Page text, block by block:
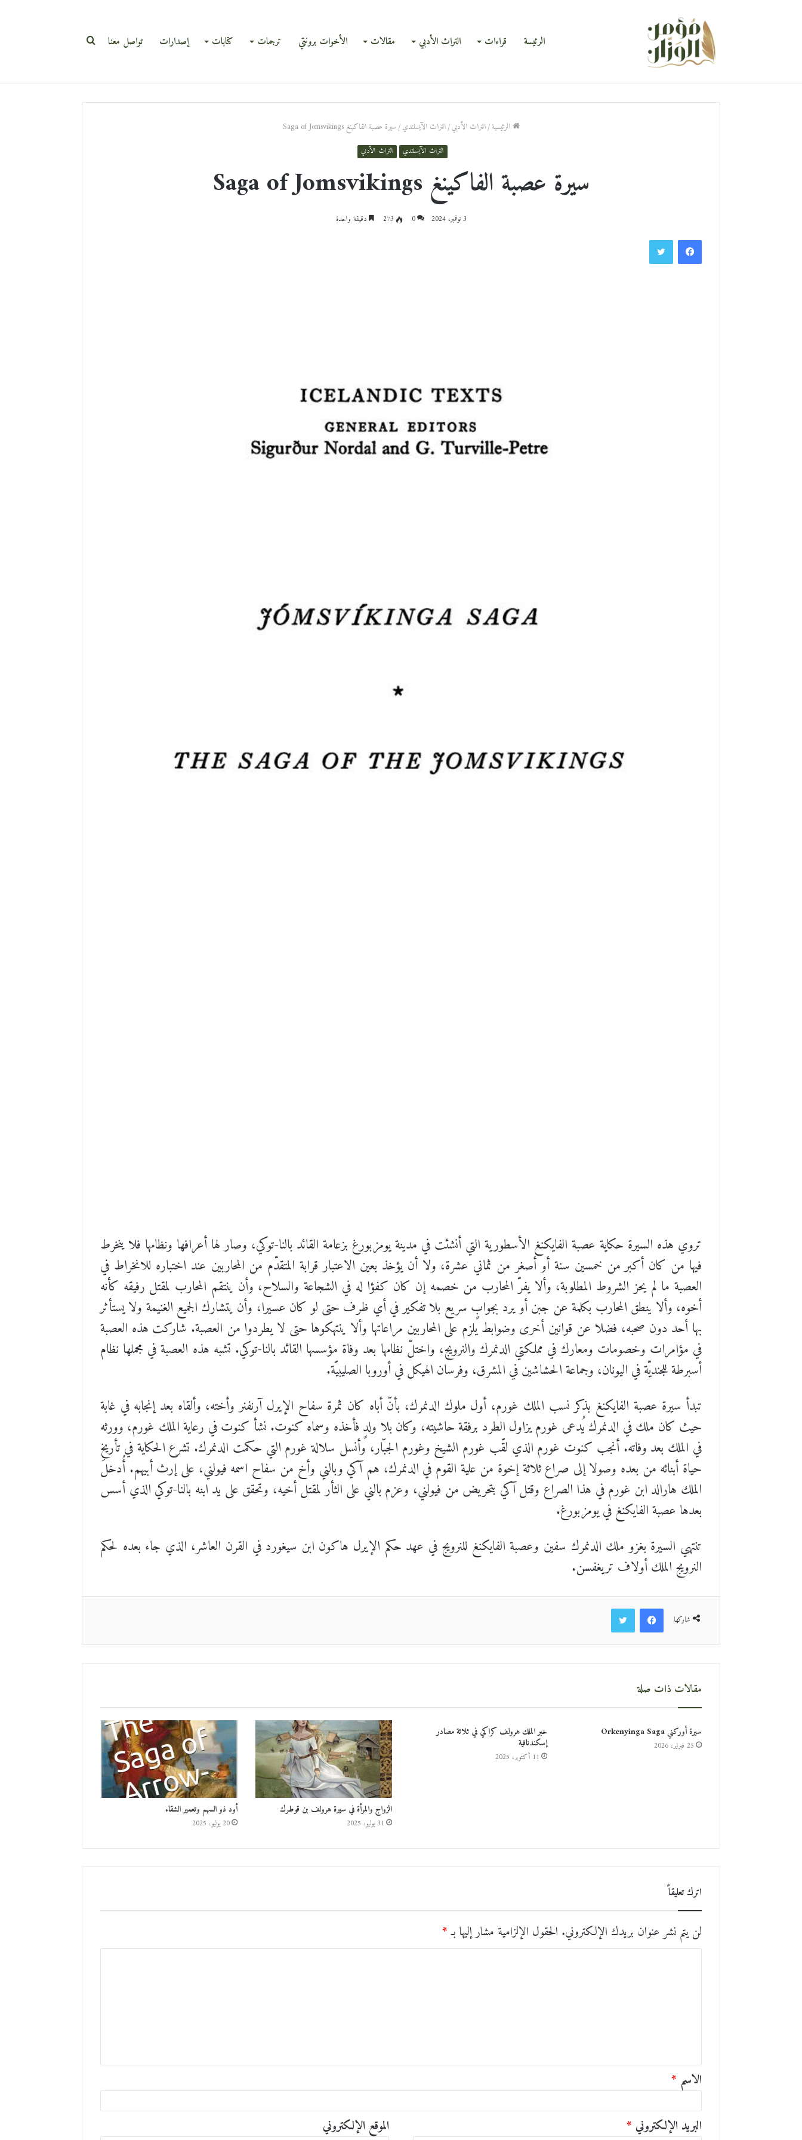
الرئيسة قراءات التراث الأدبي مقالات الأخوات برونتي ترجمات كتابات إصدارات تواصل معنا بحث
الرئيسية/التراث الأدبي/التراث الآيسلندي/سيرة عصبة الفاكينغ Saga of Jomsvikings
التراث الآيسلندي التراث الأدبي
سيرة عصبة الفاكينغ Saga of Jomsvikings
3 نوفمبر، 2024 0
273 دقيقة واحدة
فيسبوك تويتر
تروي هذه السيرة حكاية عصبة الفايكنغ الأسطورية التي أنشئت في مدينة يومزبورغ بزعامة القائد بالنا-توكي، وصار لها أعرافها ونظامها فلا ينخرط
فيها من كان أكبر من خمسين سنة أو أصغر من ثماني عشرة، ولا أن يؤخذ بعين الاعتبار قرابة المتقدّم من المحاربين عند اختباره للانخراط في
العصبة ما لم يحز الشروط المطلوبة، وألا يفرّ المحارب من خصمه إن كان كفؤا له في الشجاعة والسلاح، وأن ينتقم المحارب لمقتل رفيقه كأنه
أخوه، وألا ينطق المحارب بكلمة عن جبن أو يرد بجوابٍ سريع بلا تفكير في أي ظرف حتى لو كان عسيرا، وأن يتشارك الجميع الغنيمة ولا يستأثر
بها أحد دون صحبه، فضلا عن قوانين أخرى وضوابط يلزم على المحاربين مراعاتها وألا ينتهكوها حتى لا يطردوا من العصبة. شاركت هذه العصبة
في مؤامرات وخصومات ومعارك في مملكتي الدنمرك والنرويج، واختلّ نظامها بعد وفاة مؤسسها القائد بالنا-توكي. تشبه هذه العصبة في مجملها نظام
أسبرطة للجنديّة في اليونان، وجماعة الحشاشين في المشرق، وفرسان الهيكل في أوروبا الصليبيّة.
تبدأ سيرة عصبة الفايكنغ بذكر نسب الملك غورم، أول ملوك الدنمرك، بأنّ أباه كان ثمرة سفاح الإيرل آرنفنر وأخته، وألقاه بعد إنجابه في غابة
حيث كان ملك في الدنمرك يُدعى غورم يزاول الطرد برفقة حاشيته، وكان بلا ولدٍ فأخذه وسماه كنوت. نشأ كنوت في رعاية الملك غورم، وورثه
في الملك بعد وفاته. أنجب كنوت غورم الذي لقّب غورم الشيخ وغورم الجبّار، وأنسل سلالة غورم التي حكمت الدنمرك. تشرع الحكاية في تأريخ
حياة أبنائه من بعده وصولا إلى صراع ثلاثة إخوة من علية القوم في الدنمرك، هم آكي وبالني وأخ من سفاح اسمه فيولني، على إرث أبيهم. أُدخلَ
الملك هارالد ابن غورم في هذا الصراع وقتل آكي بتحريض من فيولني، وعزم بالني على الثأر لمقتل أخيه، وتحقق على يد ابنه بالنا-توكي الذي أسس
بعدها عصبة الفايكنغ في يومزبورغ.
تنتهي السيرة بغزو ملك الدنمرك سفين وعصبة الفايكنغ للنرويج في عهد حكم الإيرل هاكون ابن سيغورد في القرن العاشر، الذي جاء بعده لحكم
النرويج الملك أولاف تريغفسن.
شاركها
فيسبوك تويتر
مقالات ذات صلة
سيرة أوركني Orkenyinga Saga
25 فبراير، 2026
خبر الملك هرولف كراكي في ثلاثة مصادر
إسكندنافية
11 أكتوبر، 2025
الزواج والمرأة في سيرة هرولف بن قوطرك
31 يوليو، 2025
أود ذو السهم وتعمير الشقاء
20 يوليو، 2025
اترك تعليقاً
لن يتم نشر عنوان بريدك الإلكتروني. الحقول الإلزامية مشار إليها بـ*
ق
*
الاسم *
البريد الإلكتروني * الموقع الإلكتروني